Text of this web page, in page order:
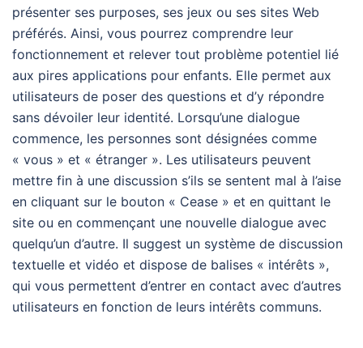
présenter ses purposes, ses jeux ou ses sites Web
préférés. Ainsi, vous pourrez comprendre leur
fonctionnement et relever tout problème potentiel lié
aux pires applications pour enfants. Elle permet aux
utilisateurs de poser des questions et d’y répondre
sans dévoiler leur identité. Lorsqu’une dialogue
commence, les personnes sont désignées comme
« vous » et « étranger ». Les utilisateurs peuvent
mettre fin à une discussion s’ils se sentent mal à l’aise
en cliquant sur le bouton « Cease » et en quittant le
site ou en commençant une nouvelle dialogue avec
quelqu’un d’autre. Il suggest un système de discussion
textuelle et vidéo et dispose de balises « intérêts »,
qui vous permettent d’entrer en contact avec d’autres
utilisateurs en fonction de leurs intérêts communs.